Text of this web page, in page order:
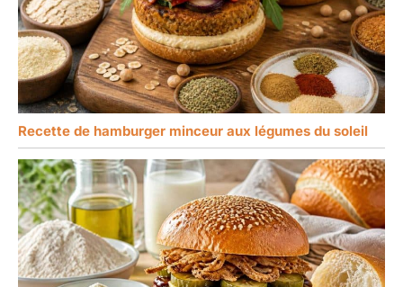
Recette de hamburger minceur aux légumes du soleil